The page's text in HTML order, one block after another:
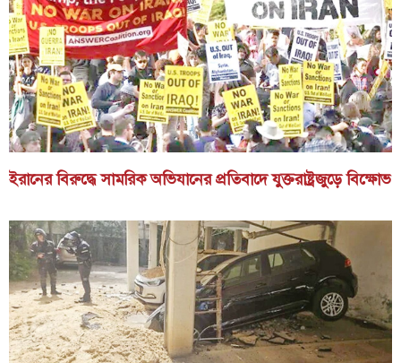
ইরানের বিরুদ্ধে সামরিক অভিযানের প্রতিবাদে যুক্তরাষ্ট্রজুড়ে বিক্ষোভ